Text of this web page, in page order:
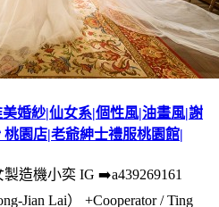
婚紗|仙女系|個性風|油畫風|謝
園店|老爺紳士禮服桃園館|
造機小奕 IG ➡️a439269161
Jian Lai） +Cooperator / Ting